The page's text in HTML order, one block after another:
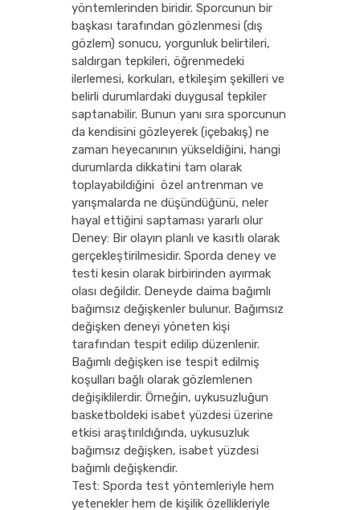
yöntemlerinden biridir. Sporcunun bir
başkası tarafından gözlenmesi (dış
gözlem) sonucu, yorgunluk belirtileri,
saldırgan tepkileri, öğrenmedeki
ilerlemesi, korkuları, etkileşim şekilleri ve
belirli durumlardaki duygusal tepkiler
saptanabilir. Bunun yanı sıra sporcunun
da kendisini gözleyerek (içebakış) ne
zaman heyecanının yükseldiğini, hangi
durumlarda dikkatini tam olarak
toplayabildiğini özel antrenman ve
yarışmalarda ne düşündüğünü, neler
hayal ettiğini saptaması yararlı olur
Deney: Bir olayın planlı ve kasıtlı olarak
gerçekleştirilmesidir. Sporda deney ve
testi kesin olarak birbirinden ayırmak
olası değildir. Deneyde daima bağımlı
bağımsız değişkenler bulunur. Bağımsız
değişken deneyi yöneten kişi
tarafından tespit edilip düzenlenir.
Bağımlı değişken ise tespit edilmiş
koşulları bağlı olarak gözlemlenen
değişiklilerdir. Örneğin, uykusuzluğun
basketboldeki isabet yüzdesi üzerine
etkisi araştırıldığında, uykusuzluk
bağımsız değişken, isabet yüzdesi
bağımlı değişkendir.
Test: Sporda test yöntemleriyle hem
yetenekler hem de kişilik özellikleriyle